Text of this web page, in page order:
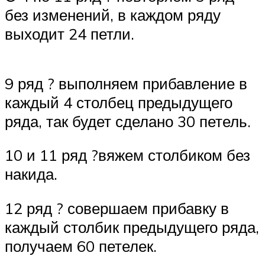
без изменений, в каждом ряду
выходит 24 петли.
9 ряд ? выполняем прибавление в
каждый 4 столбец предыдущего
ряда, так будет сделано 30 петель.
10 и 11 ряд ?вяжем столбиком без
накида.
12 ряд ? совершаем прибавку в
каждый столбик предыдущего ряда,
получаем 60 петелек.